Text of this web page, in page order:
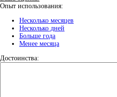
Опыт использования:
Несколько месяцев
Несколько дней
Больше года
Менее месяца
Достоинства: